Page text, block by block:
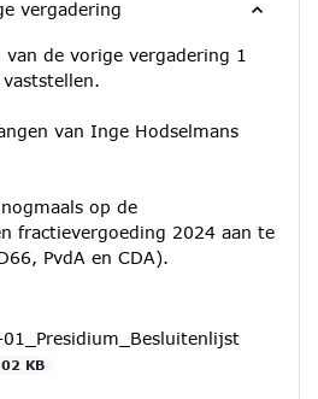
vergadering
de vorige vergadering 1
van Inge Hodselmans
op de
fractievergoeding 2024 aan te
PvdA en CDA).
KB